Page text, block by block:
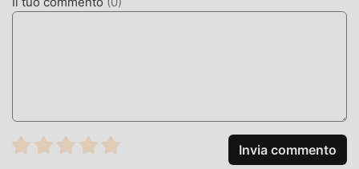
energie e ripetere l'""accumulo"" leggermente noioso. Le
Basta fare clic sul pulsante di download per installare l'APP
moddroid, puoi scaricare direttamente la versione mod
Invia commento